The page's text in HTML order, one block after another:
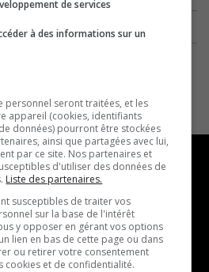
MUSIQUE
- Décompte franco
- Joué récemment
de services
à des informations sur un
personnel seront traitées, et les
appareil (cookies, identifiants
données) pourront être stockées
ainsi que partagées avec lui,
par ce site. Nos partenaires et
d'utiliser des données de
Liste des partenaires.
susceptibles de traiter vos
sur la base de l'intérêt
y opposer en gérant vos options
lien en bas de cette page ou dans
ou retirer votre consentement
cookies et de confidentialité.